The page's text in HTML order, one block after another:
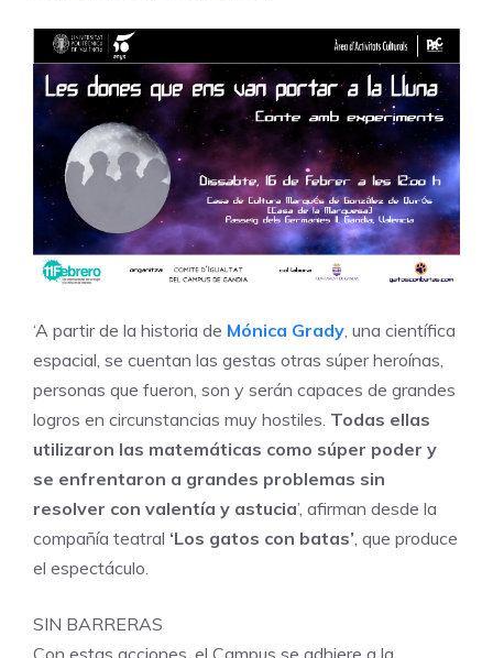
‘A partir de la historia de Mónica Grady , una científica
espacial, se cuentan las gestas otras súper heroínas,
personas que fueron, son y serán capaces de grandes
logros en circunstancias muy hostiles. Todas ellas
utilizaron las matemáticas como súper poder y
se enfrentaron a grandes problemas sin
resolver con valentía y astucia’, afirman desde la
compañía teatral ‘Los gatos con batas’ , que produce
el espectáculo.
SIN BARRERAS
Con estas acciones, el Campus se adhiere a la